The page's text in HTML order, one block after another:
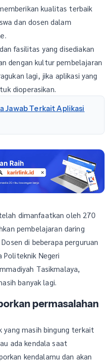
kualitas terbaik
dan dosen dalam
fasilitas yang disediakan
dengan kultur pembelajaran
lagi, jika aplikasi yang
dioperasikan.
Jawab Terkait Aplikasi
dimanfaatkan oleh 270
pembelajaran daring
di beberapa perguruan
Politeknik Negeri
Tasikmalaya,
banyak lagi.
permasalahan
yang masih bingung terkait
ada kendala saat
kendalamu dan akan